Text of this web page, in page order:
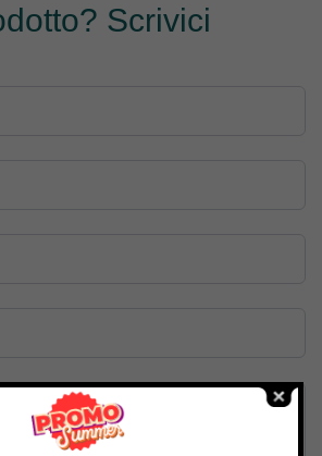
Scrivici